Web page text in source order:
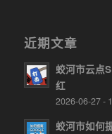
近期文章
蛟河市云点
红
2026-06-27 -
蛟河市如何